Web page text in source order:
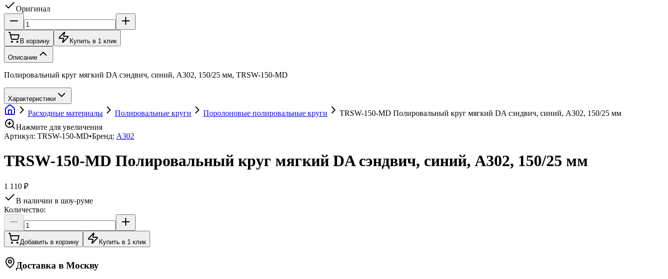
Оригинал
В корзину Купить в 1 клик
Описание
Полировальный круг мягкий DA сэндвич, синий, A302, 150/25 мм, TRSW-150-MD
Характеристики
Расходные материалы Полировальные круги Поролоновые полировальные круги
TRSW-150-MD Полировальный круг мягкий DA сэндвич, синий, A302, 150/25 мм
Нажмите для увеличения
Артикул: TRSW-150-MD•Бренд: A302
TRSW-150-MD Полировальный круг мягкий DA сэндвич, синий, A302, 150/25 мм
1 110 ₽
В наличии в шоу-руме
Количество:
Добавить в корзину Купить в 1 клик
Доставка в Москву